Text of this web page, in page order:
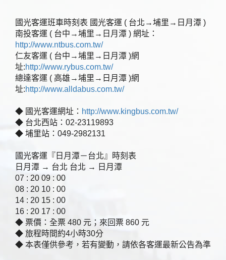
國光客運班車時刻表 國光客運 ( 台北→埔里→日月潭 )
南投客運 ( 台中→埔里→日月潭 ) 網址：
http://www.ntbus.com.tw/
仁友客運 ( 台中→埔里→日月潭 )網
址:http://www.rybus.com.tw/
總達客運 ( 高雄→埔里→日月潭 )網
址:http://www.alldabus.com.tw/
◆ 國光客運網址： http://www.kingbus.com.tw/
◆ 台北西站：02-23119893
◆ 埔里站：049-2982131
國光客運『日月潭－台北』時刻表
日月潭 → 台北 台北 → 日月潭
07 : 20 09 : 00
08 : 20 10 : 00
14 : 20 15 : 00
16 : 20 17 : 00
◆ 票價：全票 480 元；來回票 860 元
◆ 旅程時間約4小時30分
◆ 本表僅供參考，若有變動，請依各客運最新公告為準